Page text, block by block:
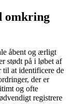
omkring
åbent og ærligt
stødt på i løbet af
til at identificere de
der er
og ofte
registrere